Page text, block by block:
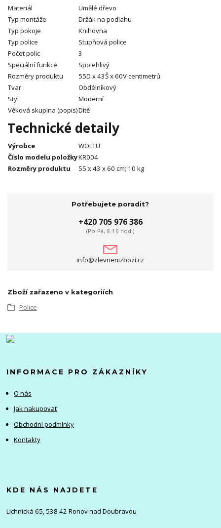
Materiál
Umělé dřevo
Typ montáže
Držák na podlahu
Typ pokoje
Knihovna
Typ police
Stupňová police
Počet polic
3
Speciální funkce
Spolehlivý
Rozměry produktu
55D x 43Š x 60V centimetrů
Tvar
Obdélníkový
Styl
Moderní
Věková skupina (popis)Dítě
Technické detaily
Výrobce
WOLTU
Číslo modelu položkyKR004
Rozměry produktu
55 x 43 x 60 cm; 10 kg
Potřebujete poradit?
+420 705 976 386
(Po-Pá, 8-16 hod.)
info@zlevnenizbozi.cz
Zboží zařazeno v kategoriích
Police
INFORMACE PRO ZÁKAZNÍKY
O nás
Jak nakupovat
Obchodní podmínky
Kontakty
KDE NÁS NAJDETE
Lichnická 65, 538 42 Ronov nad Doubravou